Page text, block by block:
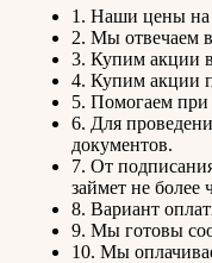
1. Наши цены
2. Мы отвечаем
3. Купим акции
4. Купим акции
5. Помогаем при
6. Для
документов.
7. От
займет не более
8. Вариант
9. Мы готовы
10. Мы